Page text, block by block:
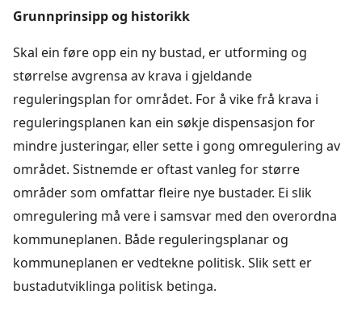
Grunnprinsipp og historikk
Skal ein føre opp ein ny bustad, er utforming og
størrelse avgrensa av krava i gjeldande
reguleringsplan for området. For å vike frå krava i
reguleringsplanen kan ein søkje dispensasjon for
mindre justeringar, eller sette i gong omregulering av
området. Sistnemde er oftast vanleg for større
områder som omfattar fleire nye bustader. Ei slik
omregulering må vere i samsvar med den overordna
kommuneplanen. Både reguleringsplanar og
kommuneplanen er vedtekne politisk. Slik sett er
bustadutviklinga politisk betinga.